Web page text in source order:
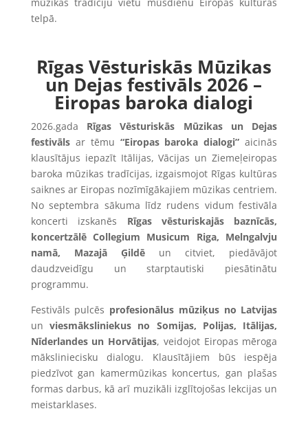
mūzikas tradīciju vietu mūsdienu Eiropas kultūras
telpā.
Rīgas Vēsturiskās Mūzikas
un Dejas festivāls 2026 –
Eiropas baroka dialogi
2026.gada Rīgas Vēsturiskās Mūzikas un Dejas
festivālsar tēmu “Eiropas baroka dialogi” aicinās
klausītājus iepazīt Itālijas, Vācijas un Ziemeļeiropas
baroka mūzikas tradīcijas, izgaismojot Rīgas kultūras
saiknes ar Eiropas nozīmīgākajiem mūzikas centriem.
No septembra sākuma līdz rudens vidum festivāla
koncerti izskanēs Rīgas vēsturiskajās baznīcās,
koncertzālē Collegium Musicum Riga, Melngalvju
namā, Mazajā Ģildēun citviet, piedāvājot
daudzveidīgu un starptautiski piesātinātu
programmu.
Festivāls pulcēs profesionālus mūziķus no Latvijas
unviesmāksliniekus no Somijas, Polijas, Itālijas,
Nīderlandes un Horvātijas, veidojot Eiropas mēroga
māksliniecisku dialogu. Klausītājiem būs iespēja
piedzīvot gan kamermūzikas koncertus, gan plašas
formas darbus, kā arī muzikāli izglītojošas lekcijas un
meistarklases.